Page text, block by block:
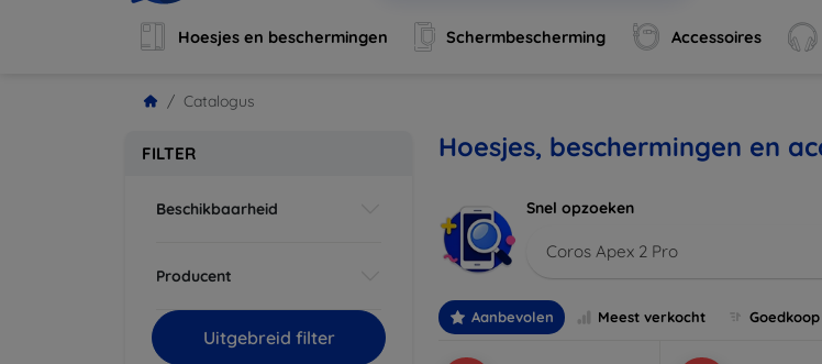
Hoesjes en beschermingen Schermbescherming Accessoires
Catalogus
FILTER
Beschikbaarheid
Producent
Uitgebreid filter
Hoesjes, beschermingen en
Snel opzoeken
Coros Apex 2 Pro
Aanbevolen Meest verkocht Goedkoop